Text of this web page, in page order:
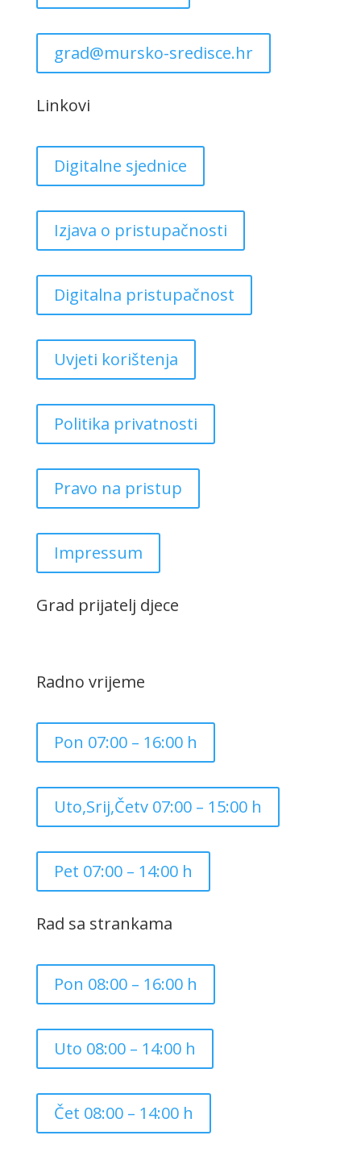
grad@mursko-sredisce.hr
Linkovi
Digitalne sjednice
Izjava o pristupačnosti
Digitalna pristupačnost
Uvjeti korištenja
Politika privatnosti
Pravo na pristup
Impressum
Grad prijatelj djece
Radno vrijeme
Pon 07:00 – 16:00 h
Uto,Srij,Četv 07:00 – 15:00 h
Pet 07:00 – 14:00 h
Rad sa strankama
Pon 08:00 – 16:00 h
Uto 08:00 – 14:00 h
Čet 08:00 – 14:00 h